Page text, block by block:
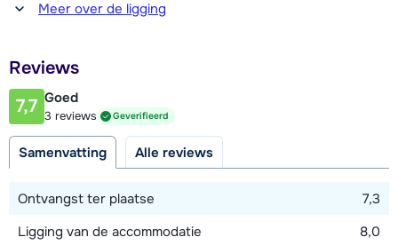
Afstand tot winkel(s)
200 meter
200 meter
Afstand tot piste
300 meter (via de lift)
150 meter
Meer over de ligging
Reviews
7,7 Goed
3 reviews Geverifieerd
Samenvatting Alle reviews
Ontvangst ter plaatse
7,3
Ligging van de accommodatie
8,0